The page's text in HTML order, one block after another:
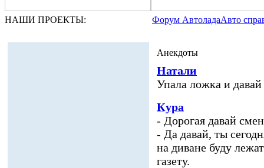
НАШИ ПРОЕКТЫ: Форум АвтоладаАвто
Анекдоты
Натали
Упала ложка и давай
Кура
- Дорогая давай
- Да давай, ты
на диване буду
газету.